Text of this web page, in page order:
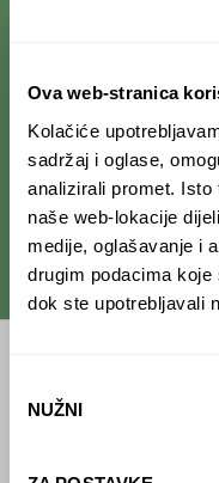
Ova web-stranica
Kolačiće
sadržaj i oglase,
analizirali promet. Isto
naše web-lokacije
medije, oglašavanje i
drugim podacima
dok ste upotrebljavali
pristanka
NUŽNI
Od Norveške do
reportaže i fotke.
propusti novosti
kulture